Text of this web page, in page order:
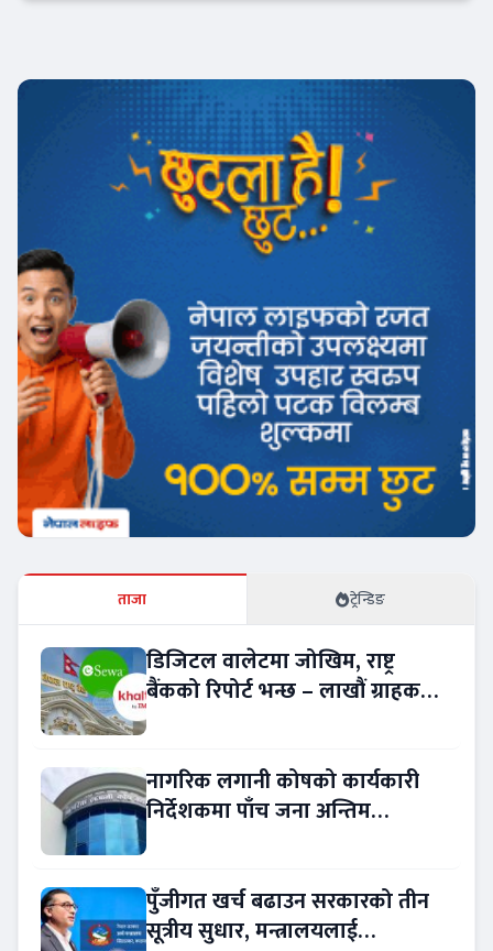
ताजा ट्रेन्डिङ
डिजिटल वालेटमा जोखिम, राष्ट्र
बैंकको रिपोर्ट भन्छ – लाखौं ग्राहकको
नागरिक लगानी कोषको कार्यकारी
निर्देशकमा पाँच जना अन्तिम
पुँजीगत खर्च बढाउन सरकारको तीन
सूत्रीय सुधार, मन्त्रालयलाई